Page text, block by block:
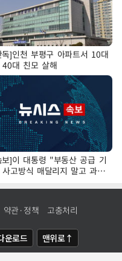
독]인천 부평구 아파트서 10대
40대 친모 살해
보]이 대통령 "부동산 공급 기
고방식 매달리지 말고 과감
실천"
약관·정책 고충처리
운로드 맨위로↑